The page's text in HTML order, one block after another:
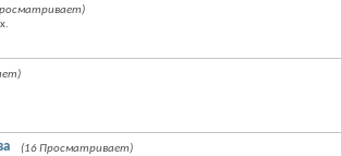
(16 Просматривает)